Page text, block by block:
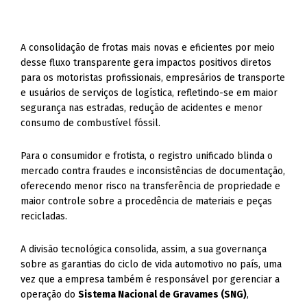
A consolidação de frotas mais novas e eficientes por meio
desse fluxo transparente gera impactos positivos diretos
para os motoristas profissionais, empresários de transporte
e usuários de serviços de logística, refletindo-se em maior
segurança nas estradas, redução de acidentes e menor
consumo de combustível fóssil.
Para o consumidor e frotista, o registro unificado blinda o
mercado contra fraudes e inconsistências de documentação,
oferecendo menor risco na transferência de propriedade e
maior controle sobre a procedência de materiais e peças
recicladas.
A divisão tecnológica consolida, assim, a sua governança
sobre as garantias do ciclo de vida automotivo no país, uma
vez que a empresa também é responsável por gerenciar a
operação doSistema Nacional de Gravames (SNG),